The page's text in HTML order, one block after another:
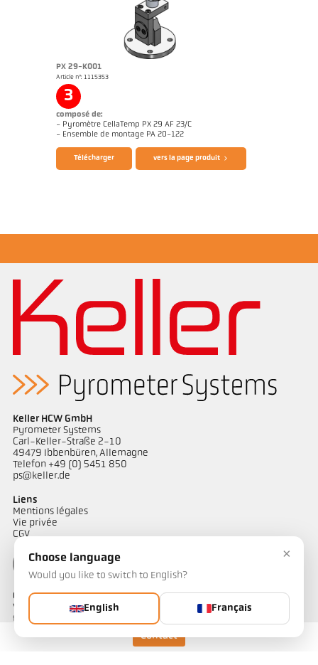
Contact
PX 29-K001
Article n°: 1115353
3
composé de:
- Pyromètre CellaTemp PX 29 AF 23/C
- Ensemble de montage PA 20-122
Brochure CellaTemp PX Questionnaire thermomètres infrarouges
Rapport d'application Aluminium
Télécharger vers la page produit
Keller HCW GmbH
Pyrometer Systems
Carl-Keller-Straße 2-10
49479 Ibbenbüren, Allemagne
Telefon +49 (0) 5451 850
ps@keller.de
Liens
Mentions légales
Vie privée
CGV
Contact
Vous avez des questions concernant nos solutions de mesure de
température ? Notre équipe se tient à votre disposition pour vous
×
Choose language
Would you like to switch to English?
English Français